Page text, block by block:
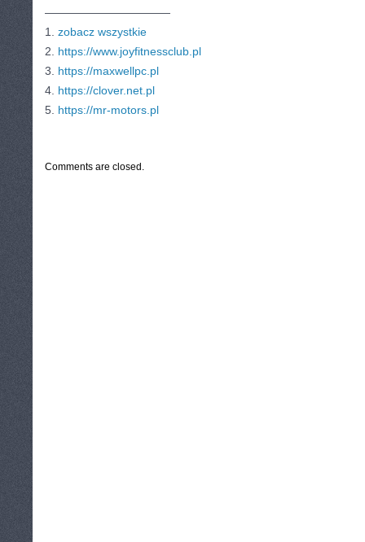
———————————
1. zobacz wszystkie
2. https://www.joyfitnessclub.pl
3. https://maxwellpc.pl
4. https://clover.net.pl
5. https://mr-motors.pl
Comments are closed.